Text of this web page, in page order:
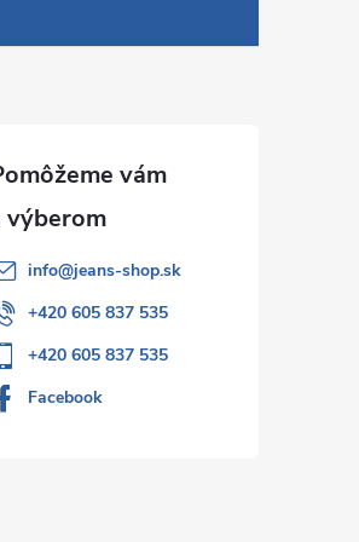
info@jeans-shop.sk
+420 605 837 535
+420 605 837 535
Facebook